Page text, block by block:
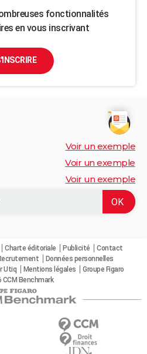
fonctionnalités
en vous inscrivant
Voir un exemple
Voir un exemple
Voir un exemple
Charte éditoriale Publicité
Contact
Données personnelles
Utiq Mentions légales
Groupe Figaro
Benchmark